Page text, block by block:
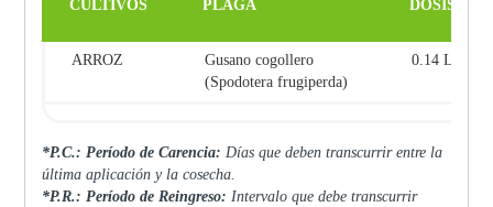
CULTIVOS PLAGA DOSIS
ARROZ
Gusano cogollero
(Spodotera frugiperda)
0.14 L/ha
*P.C.: Período de Carencia: Días que deben transcurrir entre la
última aplicación y la cosecha.
*P.R.: Período de Reingreso: Intervalo que debe transcurrir